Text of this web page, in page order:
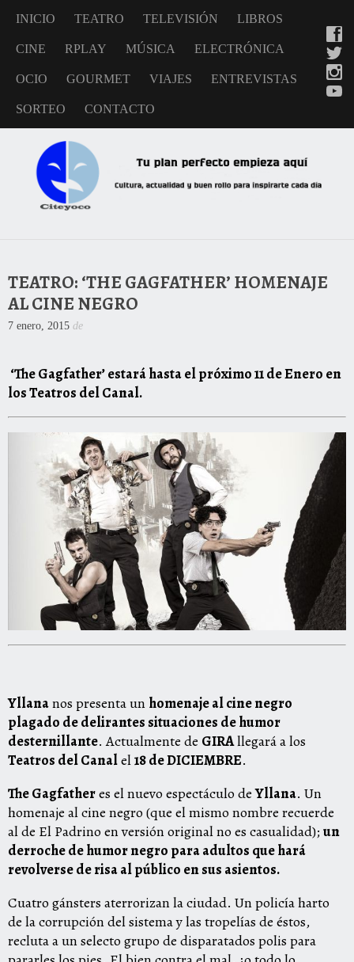
INICIO TEATRO TELEVISIÓN LIBROS
CINE RPLAY MÚSICA ELECTRÓNICA
OCIO GOURMET VIAJES ENTREVISTAS
SORTEO CONTACTO
TEATRO: ‘THE GAGFATHER’ HOMENAJE
AL CINE NEGRO
7 enero, 2015 de
‘The Gagfather’ estará hasta el próximo 11 de Enero en
los Teatros del Canal.
Yllananos presenta un homenaje al cine negro
plagado de delirantes situaciones de humor
desternillante. Actualmente de GIRAllegará a los
Teatros del Canalel18 de DICIEMBRE.
The Gagfatheres el nuevo espectáculo deYllana. Un
homenaje al cine negro (que el mismo nombre recuerde
al de El Padrino en versión original no es casualidad); un
derroche de humor negro para adultos que hará
revolverse de risa al público en sus asientos.
Cuatro gánsters aterrorizan la ciudad. Un policía harto
de la corrupción del sistema y las tropelías de éstos,
recluta a un selecto grupo de disparatados polis para